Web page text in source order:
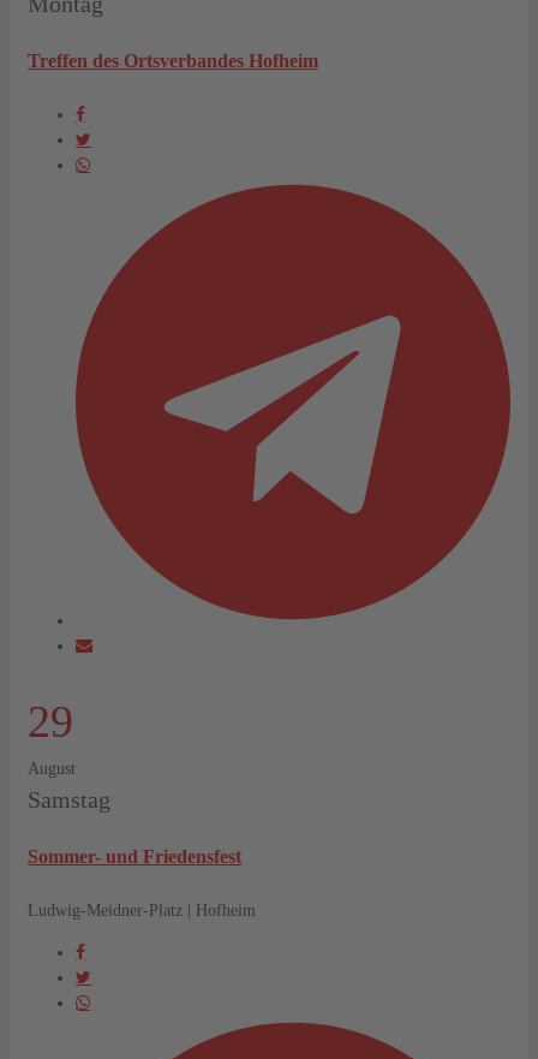
Treffen des Ortsverbandes Hofheim
29
August
Samstag
Sommer- und Friedensfest
Ludwig-Meidner-Platz | Hofheim